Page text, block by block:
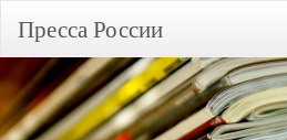
Пресса России